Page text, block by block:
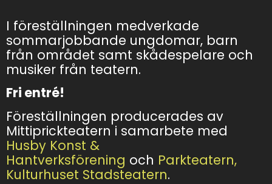
I föreställningen medverkade
sommarjobbande ungdomar, barn
från området samt skådespelare och
musiker från teatern.
Fri entré!
Föreställningen producerades av
Mittiprickteatern i samarbete med
Husby Konst &
Hantverksförening och Parkteatern,
Kulturhuset Stadsteatern.